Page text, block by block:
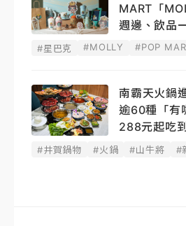
MART「
週邊、飲品
#星巴克 #MOLLY #POP
南霸天火鍋
逾60種「有
288元起吃
#井賀鍋物 #火鍋 #山牛將 #